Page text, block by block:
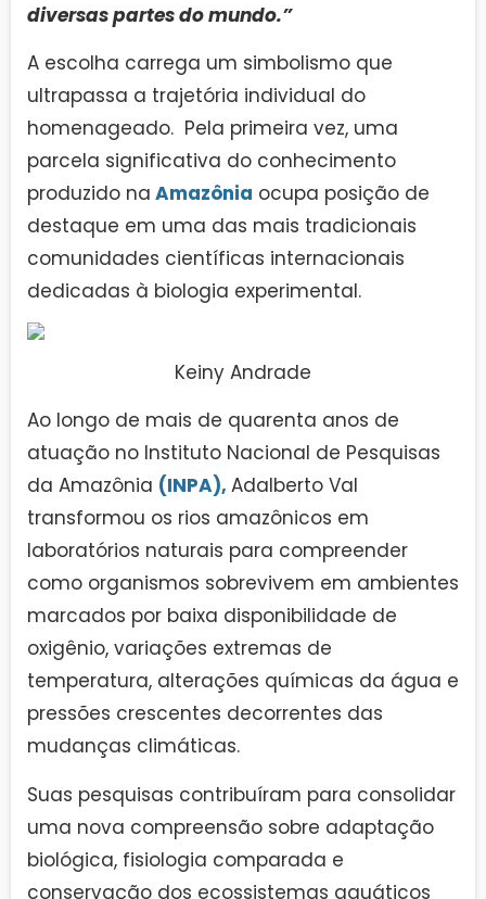
diversas partes do mundo.”
A escolha carrega um simbolismo que
ultrapassa a trajetória individual do
homenageado. Pela primeira vez, uma
parcela significativa do conhecimento
produzido na Amazônia ocupa posição de
destaque em uma das mais tradicionais
comunidades científicas internacionais
dedicadas à biologia experimental.
Keiny Andrade
Ao longo de mais de quarenta anos de
atuação no Instituto Nacional de Pesquisas
da Amazônia (INPA), Adalberto Val
transformou os rios amazônicos em
laboratórios naturais para compreender
como organismos sobrevivem em ambientes
marcados por baixa disponibilidade de
oxigênio, variações extremas de
temperatura, alterações químicas da água e
pressões crescentes decorrentes das
mudanças climáticas.
Suas pesquisas contribuíram para consolidar
uma nova compreensão sobre adaptação
biológica, fisiologia comparada e
conservação dos ecossistemas aquáticos